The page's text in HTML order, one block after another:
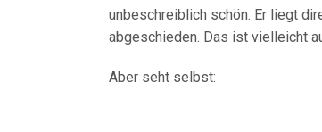
unbeschreiblich schön. Er liegt
abgeschieden. Das ist vielleicht
Aber seht selbst: